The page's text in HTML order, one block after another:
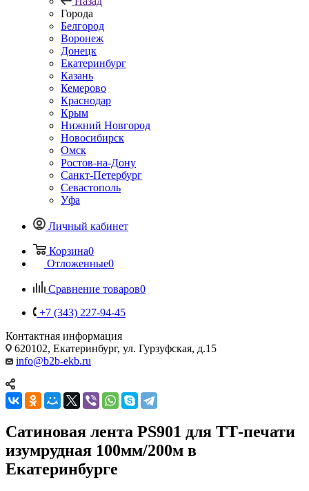
Города
Белгород
Воронеж
Донецк
Екатеринбург
Казань
Кемерово
Краснодар
Крым
Нижний Новгород
Новосибирск
Омск
Ростов-на-Дону
Санкт-Петербург
Севастополь
Уфа
Личный кабинет
Корзина0
Отложенные0
Сравнение товаров0
+7 (343) 227-94-45
Контактная информация
620102, Екатеринбург, ул. Гурзуфская, д.15
info@b2b-ekb.ru
Сатиновая лента PS901 для ТТ-печати
изумрудная 100мм/200м в
Екатеринбурге